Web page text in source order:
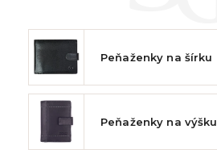
Peňaženky na šírku
Peňaženky na výšku